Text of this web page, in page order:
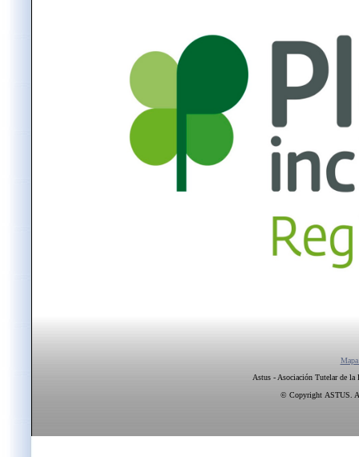
Astus - Asociación Tutelar de la
© Copyright ASTUS.